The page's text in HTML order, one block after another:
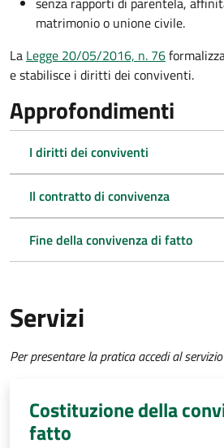
matrimonio o unione civile.
La Legge 20/05/2016, n. 76
e stabilisce i diritti dei conviventi.
Approfondimenti
I diritti dei conviventi
Il contratto di convivenza
Fine della convivenza di fatto
Servizi
Per presentare la pratica accedi al
Costituzione della
fatto